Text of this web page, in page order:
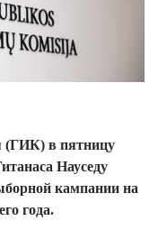
(ГИК) в пятницу
Науседу
кампании на
года.